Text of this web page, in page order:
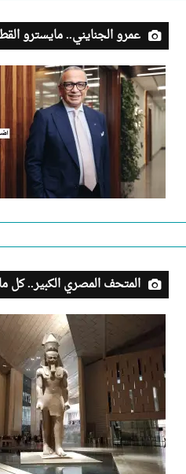
عمرو الجنايني.. مايسترو
المتحف المصري الكبير.. كل